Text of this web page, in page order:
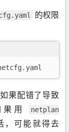
的权限
果配错了导致
果用
netplan
，可能就得去